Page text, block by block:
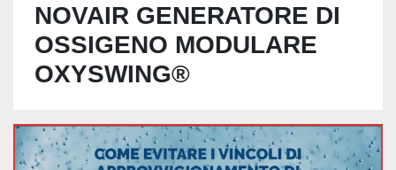
NOVAIR GENERATORE DI
OSSIGENO MODULARE
OXYSWING®